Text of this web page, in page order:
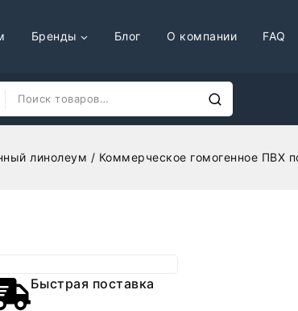
Бренды Блог О компании FAQ
линолеум / Коммерческое гомогенное ПВХ
Быстрая поставка